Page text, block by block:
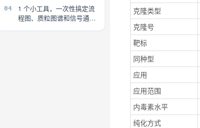
04
1 个小工具，一次性搞定流
程图、质粒图谱和信号通路
克隆类型
克隆号
靶标
同种型
应用
应用范围
内毒素水平
纯化方式